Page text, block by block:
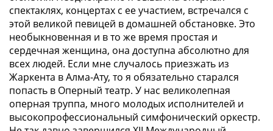
спектаклях, концертах с ее участием, встречался с
этой великой певицей в домашней обстановке. Это
необыкновенная и в то же время простая и
сердечная женщина, она доступна абсолютно для
всех людей. Если мне случалось приезжать из
Жаркента в Алма-Ату, то я обязательно старался
попасть в Оперный театр. У нас великолепная
оперная труппа, много молодых исполнителей и
высокопрофессиональный симфонический оркестр.